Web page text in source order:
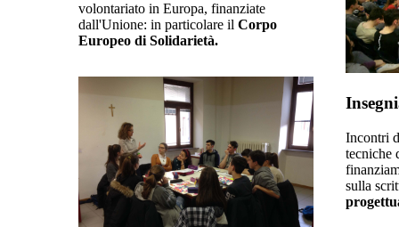
volontariato in Europa, finanziate
dall'Unione: in particolare il Corpo
Europeo di Solidarietà.
Incontri
tecniche
sulla